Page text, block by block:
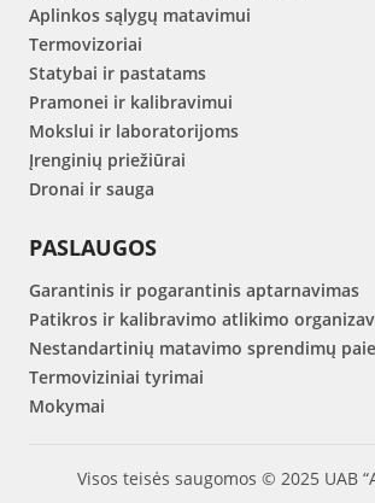
Aplinkos sąlygų matavimui
Termovizoriai
Statybai ir pastatams
Pramonei ir kalibravimui
Mokslui ir laboratorijoms
Įrenginių priežiūrai
Dronai ir sauga
PASLAUGOS
Garantinis ir pogarantinis aptarnavimas
Patikros ir kalibravimo atlikimo
Nestandartinių matavimo sprendimų
Termoviziniai tyrimai
Mokymai
Visos teisės saugomos © 2025 UAB